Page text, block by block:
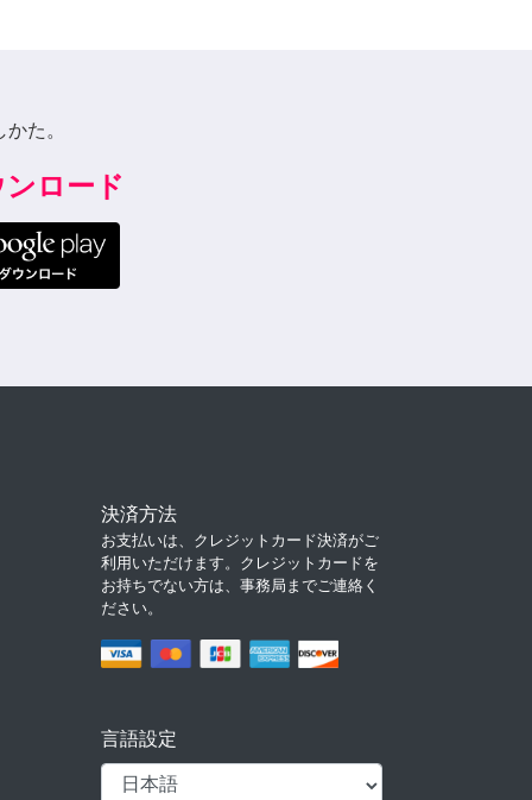
た。
ロード
決済方法
お支払いは、クレジットカード決済がご
利用いただけます。クレジットカードを
お持ちでない方は、事務局までご連絡く
ださい。
言語設定